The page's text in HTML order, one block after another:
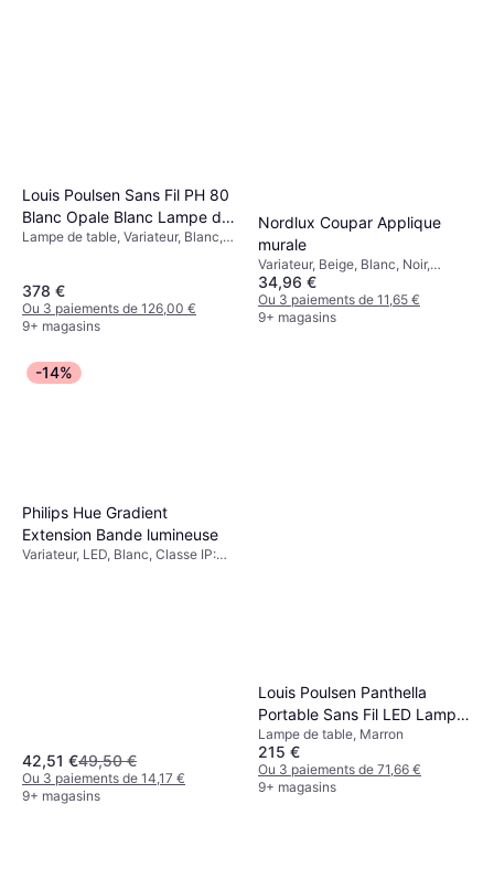
Louis Poulsen Sans Fil PH 80
Blanc Opale Blanc Lampe de
table
Lampe de table, Variateur, Blanc,
378 €
Ou 3 paiements de 126,00 €
9+ magasins
Nordlux Coupar Applique
murale
Variateur, Beige, Blanc, Noir,
Plastique, Aluminium, Classe IP:
IP54, Douille de Lampe: E27
34,96 €
Ou 3 paiements de 11,65 €
9+ magasins
-14%
Philips Hue Gradient
Extension Bande lumineuse
Variateur, LED, Blanc, Classe IP:
42,51 €49,50 €
Ou 3 paiements de 14,17 €
9+ magasins
Louis Poulsen Panthella
Portable Sans Fil LED Lampe
de table
Lampe de table, Marron
215 €
Ou 3 paiements de 71,66 €
9+ magasins